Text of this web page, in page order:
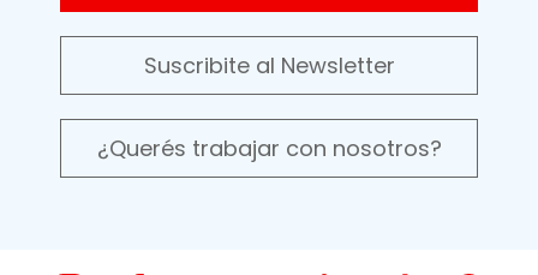
Suscribite al Newsletter
¿Querés trabajar con nosotros?